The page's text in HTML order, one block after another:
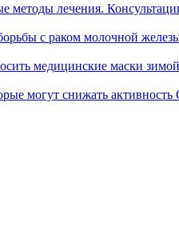
методы лечения.
с раком молочной
медицинские маски зимой
могут снижать